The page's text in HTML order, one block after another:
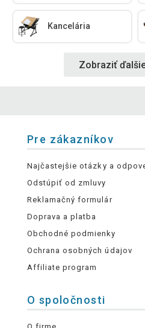
Kancelária
Zobraziť
Pre zákazníkov
Najčastejšie otázky a
Odstúpiť od zmluvy
Reklamačný formulár
Doprava a platba
Obchodné podmienky
Ochrana osobných údajov
Affiliate program
O spoločnosti